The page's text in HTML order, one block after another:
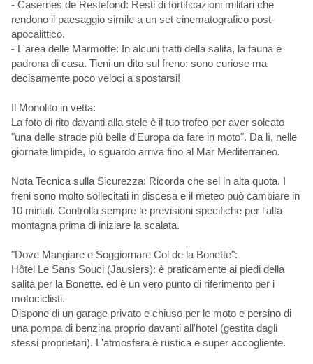
- Casernes de Restefond: Resti di fortificazioni militari che
rendono il paesaggio simile a un set cinematografico post-
apocalittico.
- L'area delle Marmotte: In alcuni tratti della salita, la fauna è
padrona di casa. Tieni un dito sul freno: sono curiose ma
decisamente poco veloci a spostarsi!
Il Monolito in vetta:
La foto di rito davanti alla stele è il tuo trofeo per aver solcato
"una delle strade più belle d'Europa da fare in moto". Da lì, nelle
giornate limpide, lo sguardo arriva fino al Mar Mediterraneo.
Nota Tecnica sulla Sicurezza: Ricorda che sei in alta quota. I
freni sono molto sollecitati in discesa e il meteo può cambiare in
10 minuti. Controlla sempre le previsioni specifiche per l'alta
montagna prima di iniziare la scalata.
"Dove Mangiare e Soggiornare Col de la Bonette":
Hôtel Le Sans Souci (Jausiers): è praticamente ai piedi della
salita per la Bonette. ed è un vero punto di riferimento per i
motociclisti.
Dispone di un garage privato e chiuso per le moto e persino di
una pompa di benzina proprio davanti all'hotel (gestita dagli
stessi proprietari). L'atmosfera è rustica e super accogliente.